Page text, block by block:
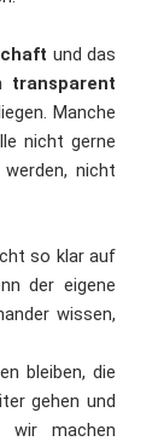
und das
transparent
Manche
nicht gerne
nicht
so klar auf
der eigene
wissen,
bleiben, die
gehen und
wir machen